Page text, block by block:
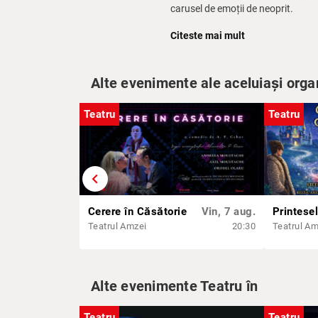
carusel de emoții de neoprit.
După treisprezece luni de
Este față în față cu șansa vieții
Vă așteptăm să aflați și să râdeți
Național din București.
Nu vor lipsi energia, muzica live,
Cu:Axel Moustache
Vocea viselor lui Ion: Aylin Cadîr
Citeste mai mult
Alte evenimente ale aceluiași
chevron_left
Teatru
Cerere în Căsătorie
Teatrul Amzei
Vin, 7 aug.
20:30
Teatru
Teatrul
Alte evenimente Teatru în